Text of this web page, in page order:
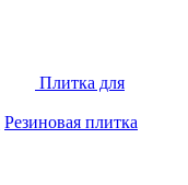
Плитка для
Резиновая плитка